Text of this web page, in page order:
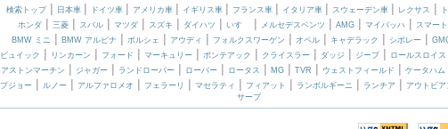
検索トップ| 日本車 | ドイツ車 | アメリカ車 | イギリス車 | フランス車 | イタリア車 | スウェーデン車 | レクサス |
ホンダ | 三菱 | スバル | マツダ | スズキ | ダイハツ | いすゞ | メルセデスベンツ | AMG | マイバッハ | スマート
BMW ミニ | BMW アルピナ | ポルシェ | アウディ | フォルクスワーゲン | オペル| キャデラック | シボレー|
ビュイック | リンカーン | フォード | マーキュリー | ポンテアック | クライスラー | ダッジ | ジープ| ロールスロイス
アストンマーチン | ジャガー | ランドローバー | ローバー | ロータス | MG | TVR | ウェストフィールド | ケータハム
プジョー | ルノー | アルファロメオ | フェラーリ | マセラティ | フィアット | ランボルギーニ | ランチア | アウトビア
サーブ